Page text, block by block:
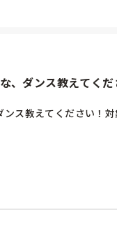
、ダンス教えてく
ス教えてください！対